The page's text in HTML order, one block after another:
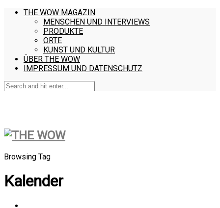
THE WOW MAGAZIN
MENSCHEN UND INTERVIEWS
PRODUKTE
ORTE
KUNST UND KULTUR
ÜBER THE WOW
IMPRESSUM UND DATENSCHUTZ
Browsing Tag
Kalender